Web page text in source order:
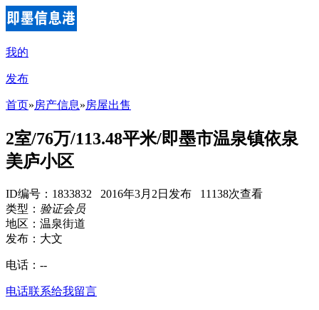
我的
发布
首页»房产信息»房屋出售
2室/76万/113.48平米/即墨市温泉镇依泉
美庐小区
ID编号：1833832 2016年3月2日发布 11138次查看
类型： 验证会员
地区：温泉街道
发布：大文
电话： --
电话联系给我留言